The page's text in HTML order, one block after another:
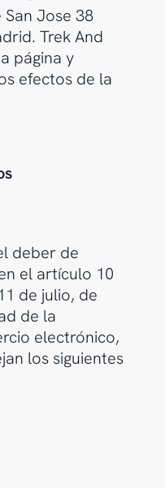
Jose 38
Trek And
página y
efectos de la
deber de
el artículo 10
de julio, de
de la
electrónico,
los siguientes